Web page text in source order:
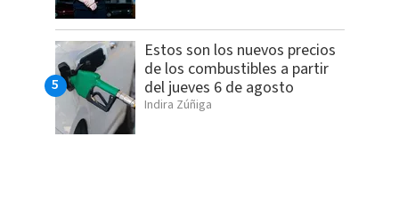
Estos son los nuevos precios
de los combustibles a partir
del jueves 6 de agosto
Indira Zúñiga